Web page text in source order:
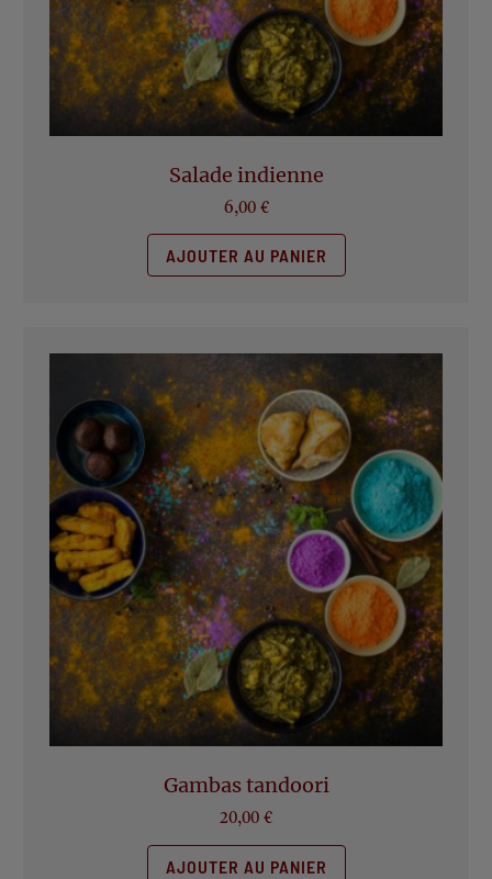
Salade indienne
6,00 €
AJOUTER AU PANIER
Gambas tandoori
20,00 €
AJOUTER AU PANIER